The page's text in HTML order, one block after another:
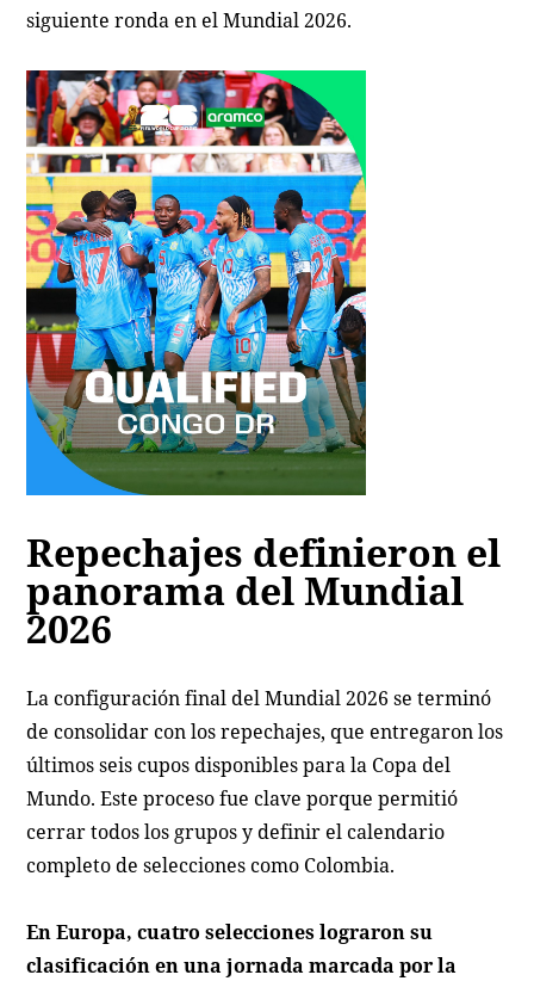
siguiente ronda en el Mundial 2026.
Repechajes definieron el
panorama del Mundial
2026
La configuración final del Mundial 2026 se terminó
de consolidar con los repechajes, que entregaron los
últimos seis cupos disponibles para la Copa del
Mundo. Este proceso fue clave porque permitió
cerrar todos los grupos y definir el calendario
completo de selecciones como Colombia.
En Europa, cuatro selecciones lograron su
clasificación en una jornada marcada por la